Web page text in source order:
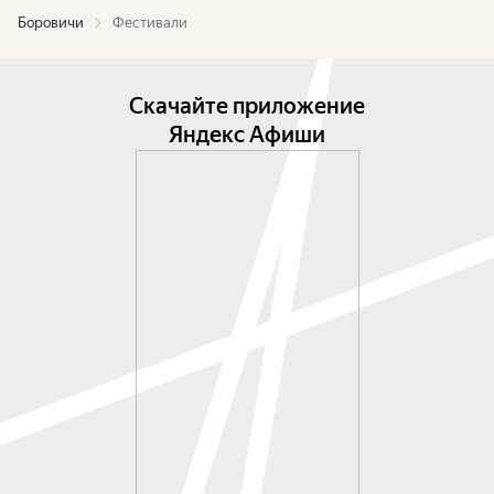
Боровичи Фестивали
Скачайте приложение
Яндекс Афиши